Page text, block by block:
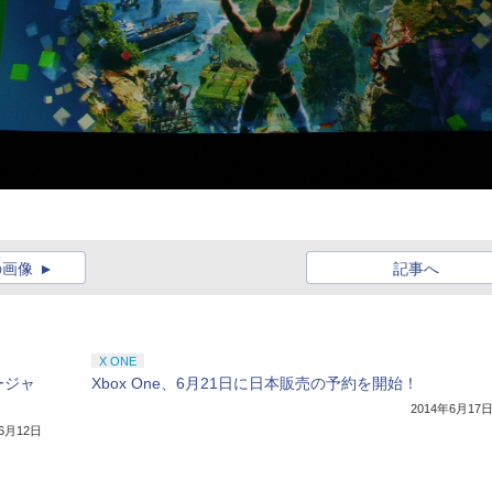
記事へ
像
ャ
月12日
X ONE
Xbox One、6月21日に日本販売の予約を開始！
2014年6月17日